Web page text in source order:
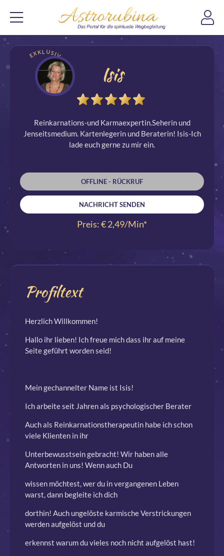
Isis
EXKLUSIV
Reinkarnations-und Karmaexpertin.Seherin und
Jenseitsmedium. Kartenlegerin und Beraterin! Isis-Ich
lade euch gerne zu mir ein.
OFFLINE - RÜCKRUF
NACHRICHT SENDEN
Preis: € 2,49/Min*
Profiltext
Herzlich Willkommen!
Hallo ihr lieben! Ich freue mich dass ihr auf meine
Seite geführt worden seid!
Mein gechannelter Name ist Isis!
Ich arbeite seit Jahren als psychologischer Berater
Auch als Reinkarnationstherapeutin habe ich schon
viele Klienten in ihr
Unterbewusstsein gebracht! Wir haben alle
Antworten in uns! Wenn auch Du
wissen möchtest, wer du in vergangenen Leben
warst, dann begleite ich dich
dorthin! Auch ungelöste karmische Verstrickungen
werden aufgelöst und du
erkennst warum du vieles noch nicht aufgelöst hast!